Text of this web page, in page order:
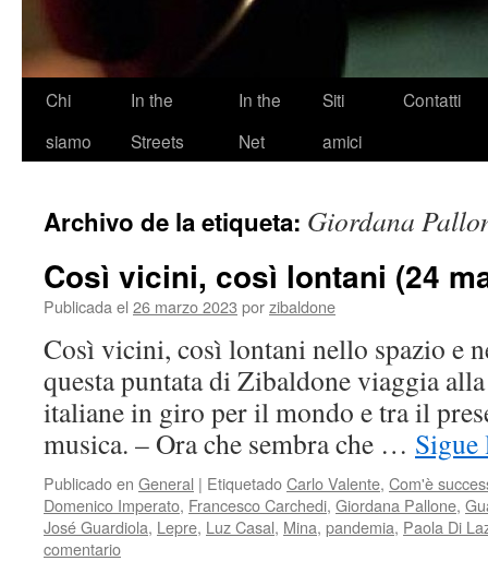
Saltar
Chi
siamo
In the
Streets
In the
Net
Siti
amici
Contatti
Archivo de la etiqueta: Giordana
Così vicini, così lontani (24
Publicada el 26 marzo 2023 porzibaldone
Così vicini, così lontani nello spazio e
questa puntata di Zibaldone viaggia
italiane in giro per il mondo e tra il
musica. – Ora che sembra che …
Publicado en General | EtiquetadoCarlo Valente, Com'è
Domenico Imperato, Francesco Carchedi, Giordana Pallone,
José Guardiola, Lepre, Luz Casal, Mina, pandemia, Paola Di
comentario